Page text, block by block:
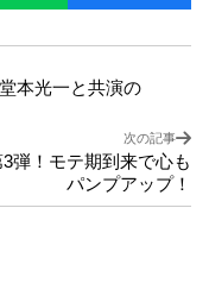
本光一と共演の
次の記事
弾！モテ期到来で心も
パンプアップ！